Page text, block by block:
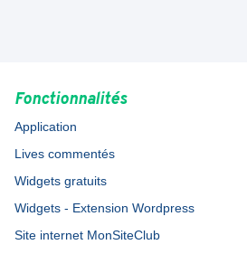
Fonctionnalités
Application
Lives commentés
Widgets gratuits
Widgets - Extension Wordpress
Site internet MonSiteClub